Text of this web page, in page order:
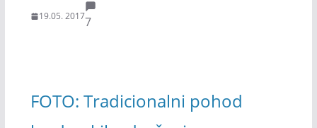
19.05. 20177
FOTO: Tradicionalni pohod